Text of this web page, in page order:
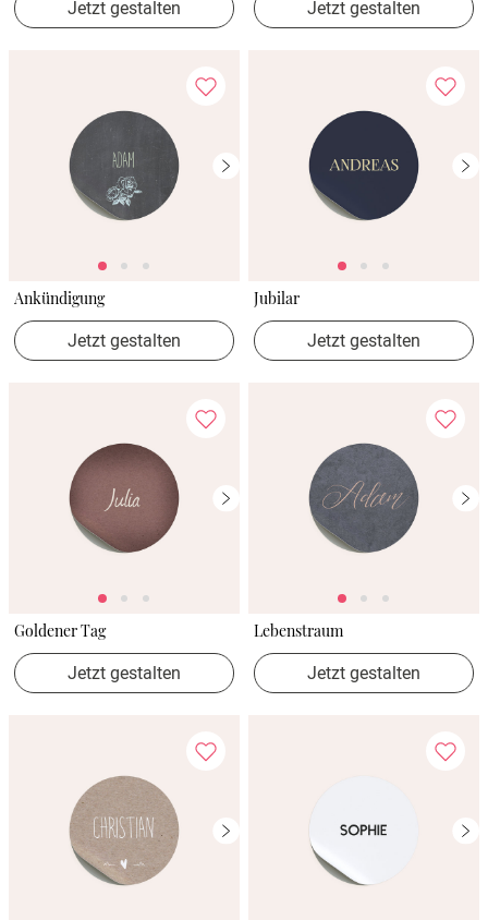
Jetzt gestalten Jetzt gestalten
Ankündigung
Jetzt gestalten
Jubilar
Jetzt gestalten
Goldener Tag
Jetzt gestalten
Lebenstraum
Jetzt gestalten